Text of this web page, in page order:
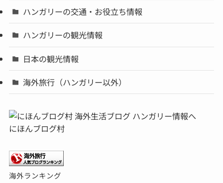
ハンガリーの交通・お役立ち情報
ハンガリーの観光情報
日本の観光情報
海外旅行（ハンガリー以外）
にほんブログ村
海外ランキング